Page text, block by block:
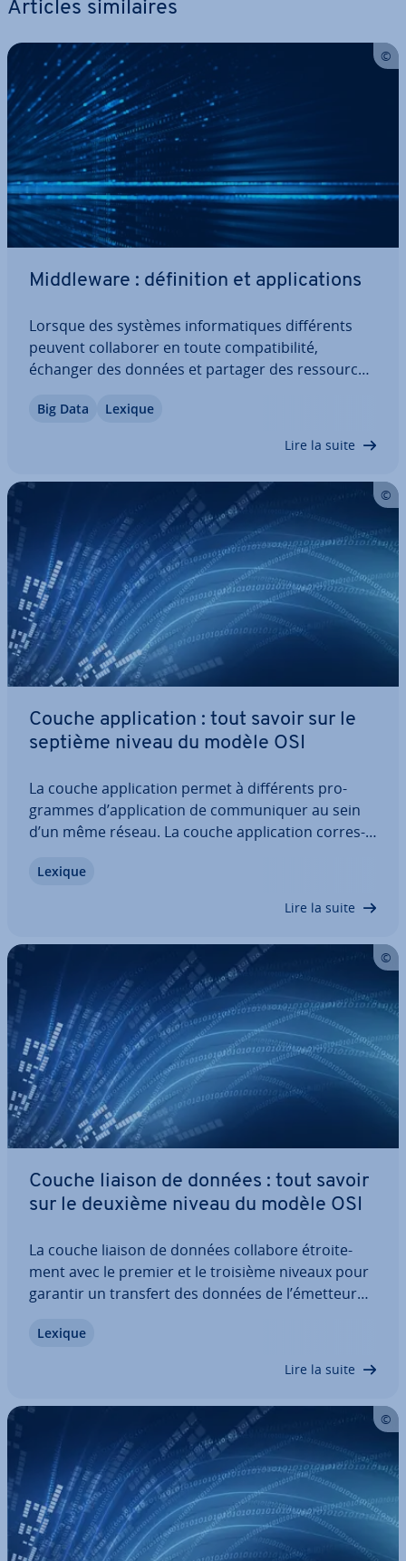
Articles si­mi­laires
Midd­le­ware : dé­fi­ni­tion et ap­pli­ca­tions
Lorsque des systèmes in­for­ma­tiques dif­fé­rents
peuvent col­la­bo­rer en toute com­pa­ti­bi­lité,
échanger des données et partager des res­sources,
arrière-plan. Découvrez comment fonc­tion­nent
Big Data Lexique
Lire la suite
Couche ap­pli­ca­tion : tout savoir sur le
septième niveau du modèle OSI
La couche ap­pli­ca­tion permet à dif­fé­rents pro­
grammes d’ap­pli­ca­tion de com­mu­ni­quer au sein
d’un même réseau. La couche ap­pli­ca­tion cor­res­
modèle OSI. Découvrez dans cet article du Digital
Lexique
Lire la suite
Couche liaison de données : tout savoir
sur le deuxième niveau du modèle OSI
La couche liaison de données collabore étroi­te­
ment avec le premier et le troisième niveaux pour
garantir un transfert des données de l’émetteur
d’erreur, cette couche in­ter­vient et peut prendre
Lexique
Lire la suite